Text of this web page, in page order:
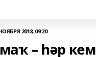
2018, 09:20
– һәр кем